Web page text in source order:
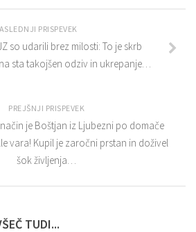
PRISPEVEK
so udarili brez milosti: To je skrb
sta takojšen odziv in ukrepanje…
PREJŠNJI PRISPEVEK
način je Boštjan iz Ljubezni po domače
vara! Kupil je zaročni prstan in doživel
šok življenja…
TUDI...